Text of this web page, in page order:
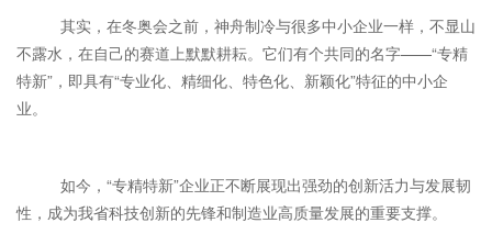
其实，在冬奥会之前，神舟制冷与很多中小企业一样，不显山
不露水，在自己的赛道上默默耕耘。它们有个共同的名字——“专精
特新”，即具有“专业化、精细化、特色化、新颖化”特征的中小企
业。
如今，“专精特新”企业正不断展现出强劲的创新活力与发展韧
性，成为我省科技创新的先锋和制造业高质量发展的重要支撑。